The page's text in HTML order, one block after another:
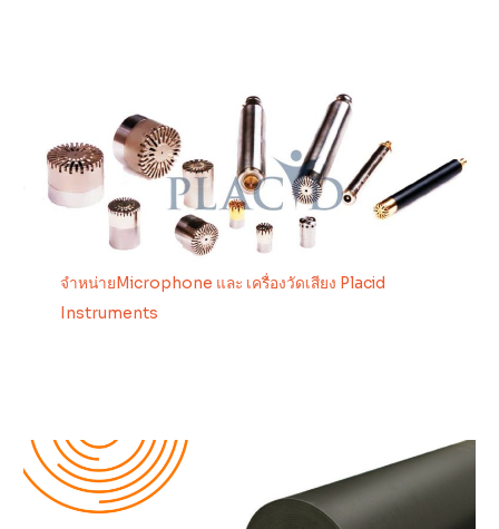
จำหน่ายMicrophone และ เครื่องวัดเสียง Placid
Instruments